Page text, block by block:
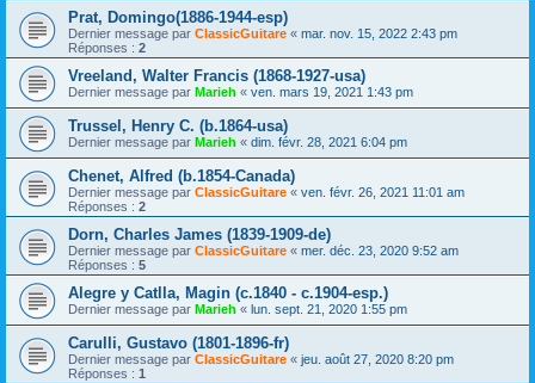
Prat, Domingo(1886-1944-esp)
Dernier message par ClassicGuitare « mar. nov. 15, 2022 2:43 pm
Réponses : 2
Vreeland, Walter Francis (1868-1927-usa)
Dernier message par Marieh « ven. mars 19, 2021 1:43 pm
Trussel, Henry C. (b.1864-usa)
Dernier message par Marieh « dim. févr. 28, 2021 6:04 pm
Chenet, Alfred (b.1854-Canada)
Dernier message par ClassicGuitare « ven. févr. 26, 2021 11:01 am
Réponses : 2
Dorn, Charles James (1839-1909-de)
Dernier message par ClassicGuitare « mer. déc. 23, 2020 9:52 am
Réponses : 5
Alegre y Catlla, Magin (c.1840 - c.1904-esp.)
Dernier message par Marieh « lun. sept. 21, 2020 1:55 pm
Carulli, Gustavo (1801-1896-fr)
Dernier message par ClassicGuitare « jeu. août 27, 2020 8:20 pm
Réponses : 1